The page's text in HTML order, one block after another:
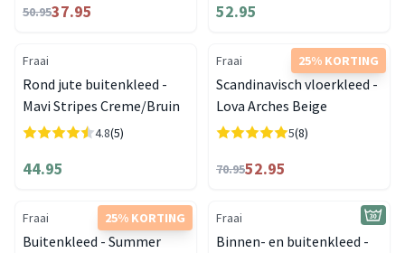
50.9537.95 52.95
Fraai
Rond jute buitenkleed -
Mavi Stripes Creme/Bruin
4.8(5)
44.95
25% KORTING
Fraai
Scandinavisch vloerkleed -
Lova Arches Beige
5(8)
70.9552.95
25% KORTING
Fraai
Buitenkleed - Summer
Fraai
Binnen- en buitenkleed -